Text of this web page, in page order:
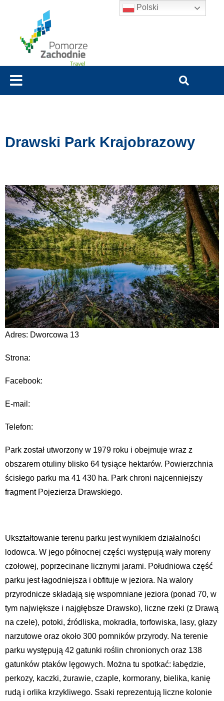
Drawski Park Krajobrazowy
Adres: Dworcowa 13
Strona:
Facebook:
E-mail:
Telefon:
Park został utworzony w 1979 roku i obejmuje wraz z
obszarem otuliny blisko 64 tysiące hektarów. Powierzchnia
ścisłego parku ma 41 430 ha. Park chroni najcenniejszy
fragment Pojezierza Drawskiego.
Ukształtowanie terenu parku jest wynikiem działalności
lodowca. W jego północnej części występują wały moreny
czołowej, poprzecinane licznymi jarami. Południowa część
parku jest łagodniejsza i obfituje w jeziora. Na walory
przyrodnicze składają się wspomniane jeziora (ponad 70, w
tym największe i najgłębsze Drawsko), liczne rzeki (z Drawą
na czele), potoki, źródliska, mokradła, torfowiska, lasy, głazy
narzutowe oraz około 300 pomników przyrody. Na terenie
parku występują 42 gatunki roślin chronionych oraz 138
gatunków ptaków lęgowych. Można tu spotkać: łabędzie,
perkozy, kaczki, żurawie, czaple, kormorany, bielika, kanię
rudą i orlika krzykliwego. Ssaki reprezentują liczne kolonie
Polski